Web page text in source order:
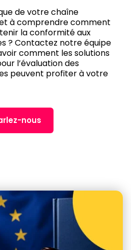
de votre chaîne
à comprendre comment
la conformité aux
? Contactez notre équipe
comment les solutions
l’évaluation des
peuvent profiter à votre
nous